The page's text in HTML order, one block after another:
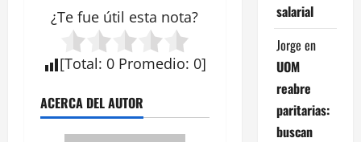
¿Te fue útil esta nota?
[Total: 0 Promedio: 0]
ACERCA DEL AUTOR
salarial
Jorge en
UOM
reabre
paritarias:
buscan